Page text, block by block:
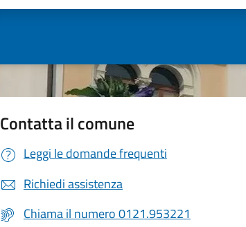
Contatta il comune
Leggi le domande frequenti
Richiedi assistenza
Chiama il numero 0121.953221